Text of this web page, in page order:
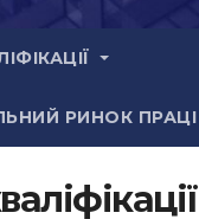
РИНОК ПРАЦІ